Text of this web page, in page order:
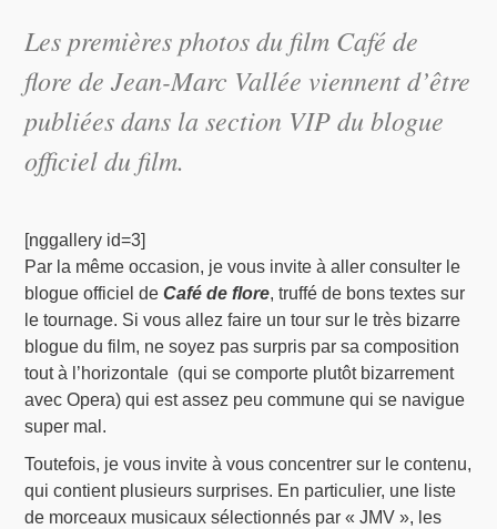
Les premières photos du film Café de
flore de Jean-Marc Vallée viennent d’être
publiées dans la section VIP du blogue
officiel du film.
[nggallery id=3]
Par la même occasion, je vous invite à aller consulter le
blogue officiel deCafé de flore, truffé de bons textes sur
le tournage. Si vous allez faire un tour sur le très bizarre
blogue du film, ne soyez pas surpris par sa composition
tout à l’horizontale (qui se comporte plutôt bizarrement
avec Opera) qui est assez peu commune qui se navigue
super mal.
Toutefois, je vous invite à vous concentrer sur le contenu,
qui contient plusieurs surprises. En particulier, une liste
de morceaux musicaux sélectionnés par « JMV », les